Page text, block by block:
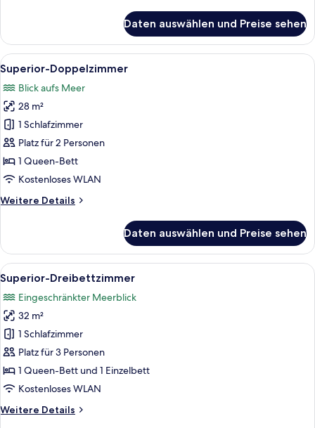
Suite
Daten auswählen und Preise sehen
Alle
Fotos
für
Superior-
Doppelzimmer
anzeigen
Ein Hotelzimmer mit zwei Betten,
4
Superior-Doppelzimmer
Blick aufs Meer
28 m²
1 Schlafzimmer
Platz für 2 Personen
1 Queen-Bett
Kostenloses WLAN
Weitere Details
Weitere
Doppelzimmer
Daten auswählen und Preise sehen
Alle
Fotos
für
Superior-
Dreibettzimmer
anzeigen
Ein Hotelzimmer mit Bett,
3
Superior-Dreibettzimmer
Eingeschränkter Meerblick
32 m²
1 Schlafzimmer
Platz für 3 Personen
1 Queen-Bett und 1 Einzelbett
Kostenloses WLAN
Weitere Details
Weitere